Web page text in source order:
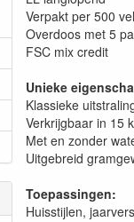
Verpakt per 500
Overdoos met 5
FSC mix credit
Unieke
Klassieke
Verkrijgbaar in 15
Met en zonder
Uitgebreid
Toepassingen:
Huisstijlen,